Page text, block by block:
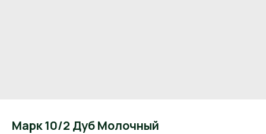
Марк 10/2 Дуб Молочный